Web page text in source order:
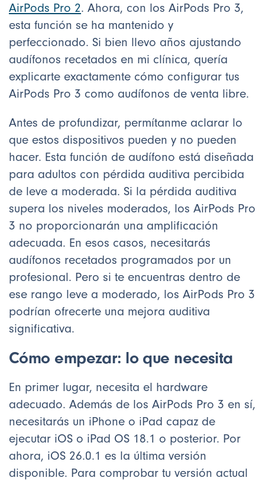
AirPods Pro 2. Ahora, con los AirPods Pro 3,
esta función se ha mantenido y
perfeccionado. Si bien llevo años ajustando
audífonos recetados en mi clínica, quería
explicarte exactamente cómo configurar tus
AirPods Pro 3 como audífonos de venta libre.
Antes de profundizar, permítanme aclarar lo
que estos dispositivos pueden y no pueden
hacer. Esta función de audífono está diseñada
para adultos con pérdida auditiva percibida
de leve a moderada. Si la pérdida auditiva
supera los niveles moderados, los AirPods Pro
3 no proporcionarán una amplificación
adecuada. En esos casos, necesitarás
audífonos recetados programados por un
profesional. Pero si te encuentras dentro de
ese rango leve a moderado, los AirPods Pro 3
podrían ofrecerte una mejora auditiva
significativa.
Cómo empezar: lo que necesita
En primer lugar, necesita el hardware
adecuado. Además de los AirPods Pro 3 en sí,
necesitarás un iPhone o iPad capaz de
ejecutar iOS o iPad OS 18.1 o posterior. Por
ahora, iOS 26.0.1 es la última versión
disponible. Para comprobar tu versión actual